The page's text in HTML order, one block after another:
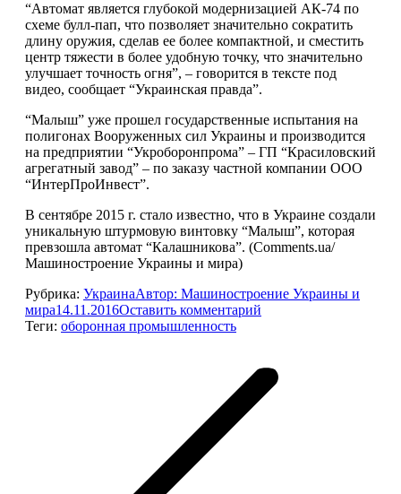
“Автомат является глубокой модернизацией АК-74 по
схеме булл-пап, что позволяет значительно сократить
длину оружия, сделав ее более компактной, и сместить
центр тяжести в более удобную точку, что значительно
улучшает точность огня”, – говорится в тексте под
видео, сообщает “Украинская правда”.
“Малыш” уже прошел государственные испытания на
полигонах Вооруженных сил Украины и производится
на предприятии “Укроборонпрома” – ГП “Красиловский
агрегатный завод” – по заказу частной компании ООО
“ИнтерПроИнвест”.
В сентябре 2015 г. стало известно, что в Украине создали
уникальную штурмовую винтовку “Малыш”, которая
превзошла автомат “Калашникова”. (Comments.ua/
Машиностроение Украины и мира)
Рубрика: УкраинаАвтор: Машиностроение Украины и
мира14.11.2016Оставить комментарий
Теги: оборонная промышленность